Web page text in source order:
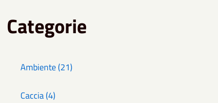
Categorie
Ambiente (21)
Caccia (4)